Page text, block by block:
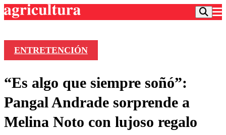
Frecuencias
Agricultura TV
Deportes
Colo Colo
Entretención
ENTRETENCIÓN
“Es algo que siempre soñó”:
Pangal Andrade sorprende a
Melina Noto con lujoso regalo